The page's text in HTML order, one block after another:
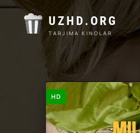
UZHD.ORG
TARJIMA KINOLAR
HD